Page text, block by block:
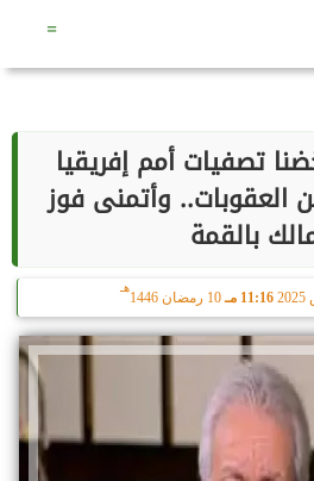
=
تصفيات أمم إفريقيا
العقوبات.. وأتمنى فوز
بالقمة
11:16 مـ 10 رمضان 1446
هـ